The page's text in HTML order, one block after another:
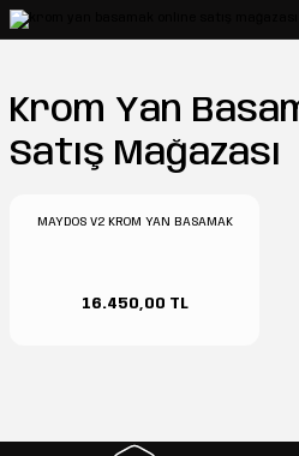
Krom Yan
Satış Mağazası
MAYDOS V2 KROM YAN BASAMAK
16.450,00 TL